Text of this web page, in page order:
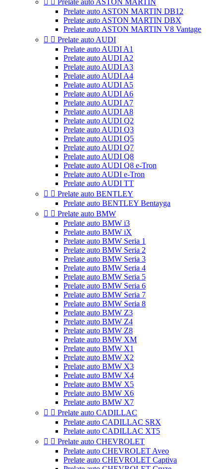
  Prelate auto ASTON MARTIN
Prelate auto ASTON MARTIN DB12
Prelate auto ASTON MARTIN DBX
Prelate auto ASTON MARTIN V8 Vantage
  Prelate auto AUDI
Prelate auto AUDI A1
Prelate auto AUDI A2
Prelate auto AUDI A3
Prelate auto AUDI A4
Prelate auto AUDI A5
Prelate auto AUDI A6
Prelate auto AUDI A7
Prelate auto AUDI A8
Prelate auto AUDI Q2
Prelate auto AUDI Q3
Prelate auto AUDI Q5
Prelate auto AUDI Q7
Prelate auto AUDI Q8
Prelate auto AUDI Q8 e-Tron
Prelate auto AUDI e-Tron
Prelate auto AUDI TT
  Prelate auto BENTLEY
Prelate auto BENTLEY Bentayga
  Prelate auto BMW
Prelate auto BMW i3
Prelate auto BMW iX
Prelate auto BMW Seria 1
Prelate auto BMW Seria 2
Prelate auto BMW Seria 3
Prelate auto BMW Seria 4
Prelate auto BMW Seria 5
Prelate auto BMW Seria 6
Prelate auto BMW Seria 7
Prelate auto BMW Seria 8
Prelate auto BMW Z3
Prelate auto BMW Z4
Prelate auto BMW Z8
Prelate auto BMW XM
Prelate auto BMW X1
Prelate auto BMW X2
Prelate auto BMW X3
Prelate auto BMW X4
Prelate auto BMW X5
Prelate auto BMW X6
Prelate auto BMW X7
  Prelate auto CADILLAC
Prelate auto CADILLAC SRX
Prelate auto CADILLAC XT5
  Prelate auto CHEVROLET
Prelate auto CHEVROLET Aveo
Prelate auto CHEVROLET Captiva